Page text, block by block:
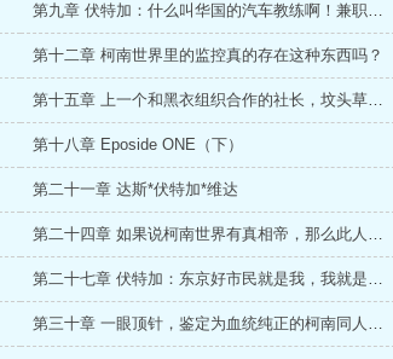
第九章 伏特加：什么叫华国的汽车教练啊！兼职准备中！
第十二章 柯南世界里的监控真的存在这种东西吗？
第十五章 上一个和黑衣组织合作的社长，坟头草已经三丈高了
第十八章 Eposide ONE（下）
第二十一章 达斯*伏特加*维达
第二十四章 如果说柯南世界有真相帝，那么此人一定是......
第二十七章 伏特加：东京好市民就是我，我就是东京好市民！（求追读！）
第三十章 一眼顶针，鉴定为血统纯正的柯南同人！（求追读！）